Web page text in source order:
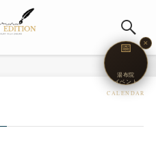
✕
📅
湯布院
イベント
CALENDAR